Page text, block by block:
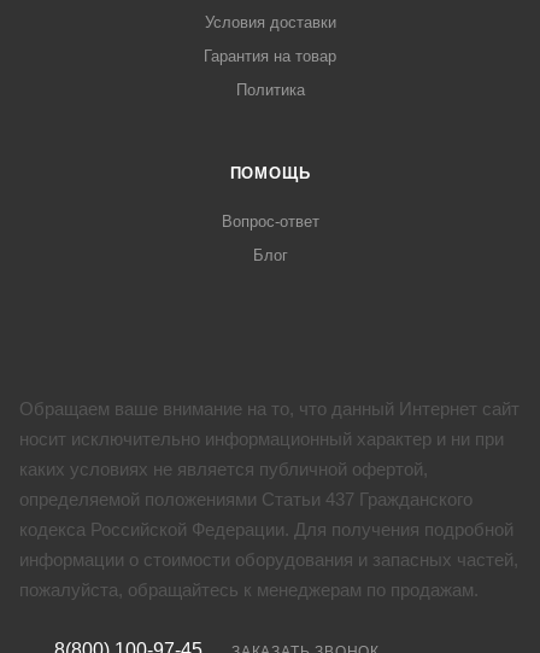
Условия доставки
Гарантия на товар
Политика
ПОМОЩЬ
Вопрос-ответ
Блог
Обращаем ваше внимание на то, что данный Интернет сайт
носит исключительно информационный характер и ни при
каких условиях не является публичной офертой,
определяемой положениями Статьи 437 Гражданского
кодекса Российской Федерации. Для получения подробной
информации о стоимости оборудования и запасных частей,
пожалуйста, обращайтесь к менеджерам по продажам.